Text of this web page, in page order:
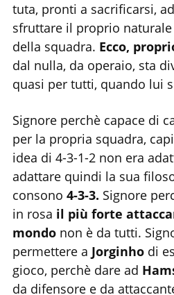
tuta, pronti a sacrificarsi,
sfruttare il proprio
della squadra. Ecco,
dal nulla, da operaio, sta
quasi per tutti, quando lui
Signore perchè capace di
per la propria squadra,
idea di 4-3-1-2 non era
adattare quindi la sua
consono 4-3-3. Signore
in rosa il più forte
mondonon è da tutti.
permettere a Jorginhodi
gioco, perchè dare ad
da difensore e da